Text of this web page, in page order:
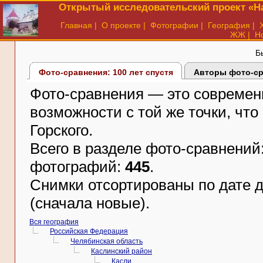
Открытый исследовательский проект
Главная | О проекте | Фотографии | География |
ЖЖ |
Фото-сравнения: 100 лет спустя Авторы фото-
Фото-сравнения — это
возможности с той же точки,
Горского.
Всего в разделе фото-
фотографий: 445.
Снимки отсортированы по дате
(сначала новые).
Вся география
Российская Федерация
Челябинская область
Каслинский район
Касли